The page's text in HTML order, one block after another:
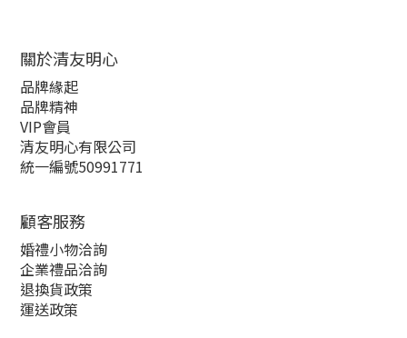
關於清友明心
品牌緣起
品牌精神
VIP會員
清友明心有限公司
統一編號50991771
顧客服務
婚禮小物洽詢
企業禮品洽詢
退換貨政策
運送政策